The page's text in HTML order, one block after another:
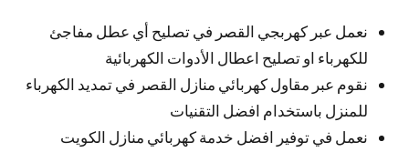
نعمل عبر كهربجي القصر في تصليح أي عطل مفاجئ
للكهرباء او تصليح اعطال الأدوات الكهربائية
نقوم عبر مقاول كهربائي منازل القصر في تمديد الكهرباء
للمنزل باستخدام افضل التقنيات
نعمل في توفير افضل خدمة كهربائي منازل الكويت